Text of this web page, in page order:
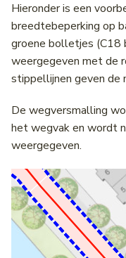
Hieronder is een
breedtebeperking op
groene bolletjes (C18
weergegeven met de
stippellijnen geven de
De wegversmalling
het wegvak en wordt
weergegeven.